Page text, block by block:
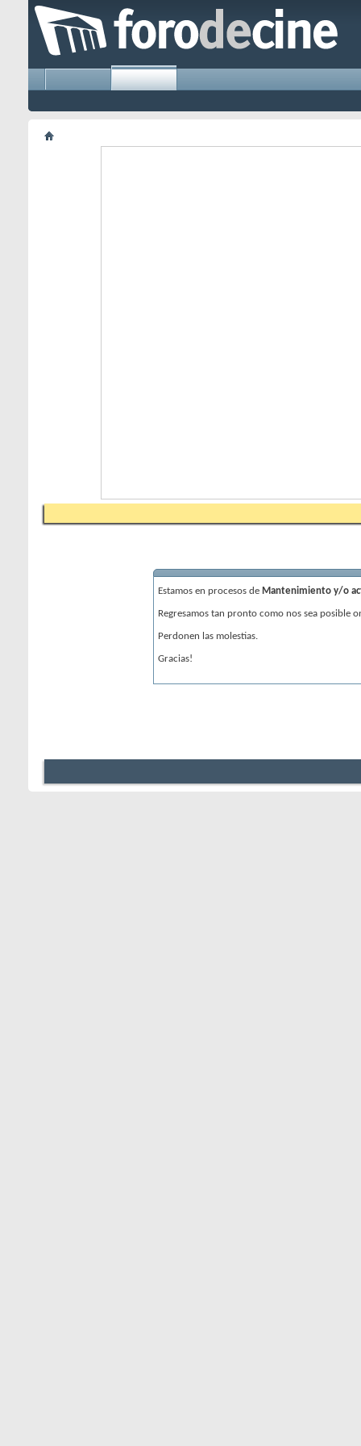
Estamos en procesos de Mantenimiento y/o
Regresamos tan pronto como nos sea posible
Perdonen las molestias.
Gracias!